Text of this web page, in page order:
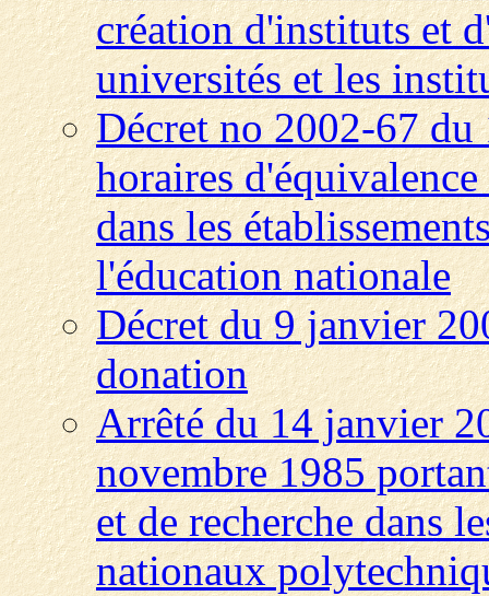
création d'instituts et
universités et les
Décret no 2002-67
horaires
dans les
l'éducation nationale
Décret du 9 janvier
donation
Arrêté du 14 janvier
novembre 1985
et de recherche dans
nationaux